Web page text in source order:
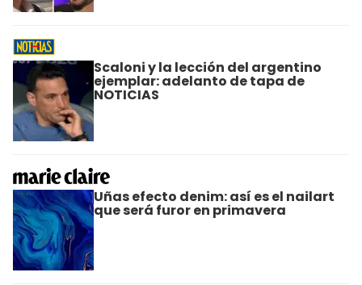
Scaloni y la lección del argentino
ejemplar: adelanto de tapa de
NOTICIAS
Uñas efecto denim: así es el nailart
que será furor en primavera